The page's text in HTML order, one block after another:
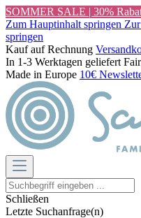
SOMMER SALE | 30%
Zum Hauptinhalt springen
springen
Kauf auf Rechnung
In 1-3 Werktagen geliefert
Made in Europe 10€
Schließen
Letzte Suchanfrage(n)